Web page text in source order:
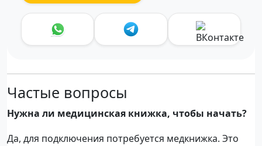
Частые вопросы
Нужна ли медицинская книжка, чтобы начать?
Да, для подключения потребуется медкнижка. Это